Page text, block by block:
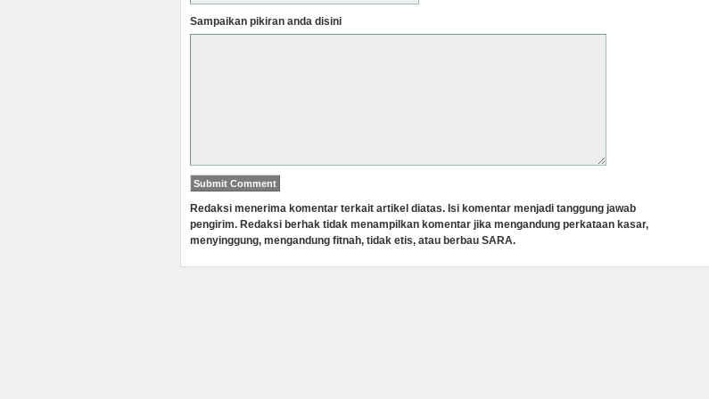
Sampaikan pikiran anda disini
Redaksi menerima komentar terkait artikel diatas. Isi komentar menjadi tanggung jawab
pengirim. Redaksi berhak tidak menampilkan komentar jika mengandung perkataan kasar,
menyinggung, mengandung fitnah, tidak etis, atau berbau SARA.